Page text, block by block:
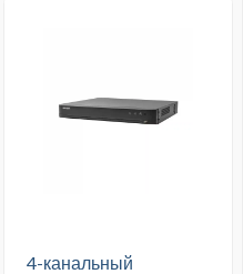
4-канальный